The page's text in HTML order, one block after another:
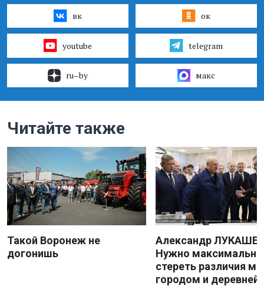
вк ок
youtube telegram
ru–by макс
Читайте также
Такой Воронеж не
догонишь
Александр
Нужно максимально
стереть различия
городом и деревней